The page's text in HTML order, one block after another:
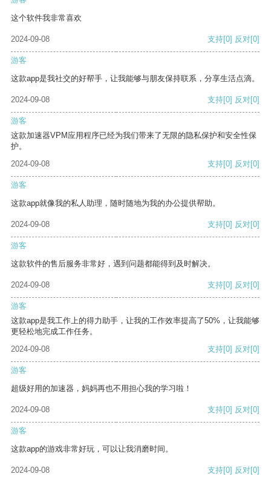
这个软件我非常喜欢
2024-09-08 支持[0] 反对[0]
游客
这款app是我社交的好帮手，让我能够与朋友保持联系，分享生活点滴。
2024-09-08 支持[0] 反对[0]
游客
这款加速器VPM应用程序已经为我们带来了无限的隐私保护和安全性保
护。
2024-09-08
支持[0] 反对[0]
游客
这款app就像我的私人助理，随时随地为我的办公提供帮助。
2024-09-08 支持[0] 反对[0]
游客
这款软件的售后服务非常好，遇到问题都能得到及时解决。
2024-09-08 支持[0] 反对[0]
游客
这款app是我工作上的得力助手，让我的工作效率提高了50%，让我能够
更轻松地完成工作任务。
2024-09-08
支持[0] 反对[0]
游客
超级好用的加速器，妈妈再也不用担心我的学习啦！
2024-09-08 支持[0] 反对[0]
游客
这款app的游戏非常好玩，可以让我消磨时间。
2024-09-08 支持[0] 反对[0]